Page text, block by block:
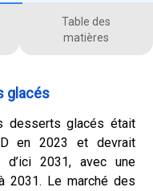
Table des
matières
glacés
desserts glacés était
en 2023 et devrait
d’ici 2031, avec une
2031. Le marché des